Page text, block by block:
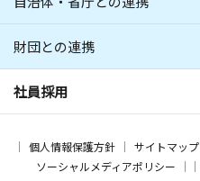
財団との連携
社員採用
個人情報保護方針 サイトマップ
ソーシャルメディアポリシー